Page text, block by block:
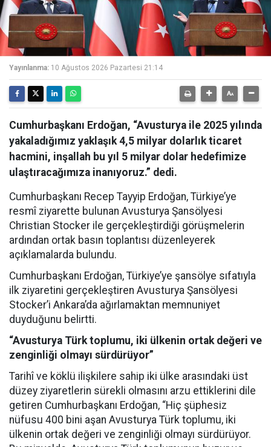
Yayınlanma: 10 Ağustos 2026 Pazartesi 21:14
Cumhurbaşkanı Erdoğan, “Avusturya ile 2025 yılında
yakaladığımız yaklaşık 4,5 milyar dolarlık ticaret
hacmini, inşallah bu yıl 5 milyar dolar hedefimize
ulaştıracağımıza inanıyoruz.” dedi.
Cumhurbaşkanı Recep Tayyip Erdoğan, Türkiye’ye
resmî ziyarette bulunan Avusturya Şansölyesi
Christian Stocker ile gerçekleştirdiği görüşmelerin
ardından ortak basın toplantısı düzenleyerek
açıklamalarda bulundu.
Cumhurbaşkanı Erdoğan, Türkiye’ye şansölye sıfatıyla
ilk ziyaretini gerçekleştiren Avusturya Şansölyesi
Stocker’i Ankara’da ağırlamaktan memnuniyet
duyduğunu belirtti.
“Avusturya Türk toplumu, iki ülkenin ortak değeri ve
zenginliği olmayı sürdürüyor”
Tarihî ve köklü ilişkilere sahip iki ülke arasındaki üst
düzey ziyaretlerin sürekli olmasını arzu ettiklerini dile
getiren Cumhurbaşkanı Erdoğan, “Hiç şüphesiz
nüfusu 400 bini aşan Avusturya Türk toplumu, iki
ülkenin ortak değeri ve zenginliği olmayı sürdürüyor.